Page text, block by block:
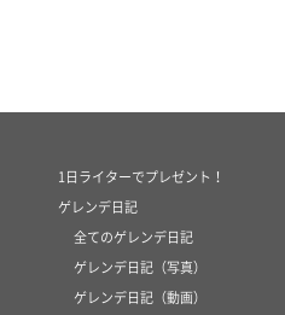
1日ライターでプレゼント！
ゲレンデ日記
全てのゲレンデ日記
ゲレンデ日記（写真）
ゲレンデ日記（動画）